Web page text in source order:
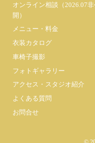
オンライン相談（2026.07非
開）
メニュー・料金
衣装カタログ
車椅子撮影
フォトギャラリー
アクセス・スタジオ紹介
よくある質問
お問合せ